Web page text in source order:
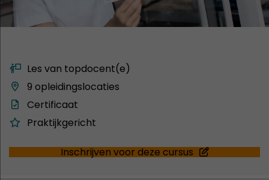
Les van topdocent(e)
9 opleidingslocaties
Certificaat
Praktijkgericht
Inschrijven voor deze cursus